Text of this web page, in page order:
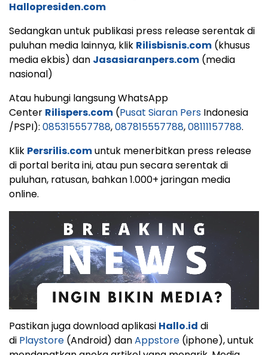
Hallopresiden.com
Sedangkan untuk publikasi press release serentak di
puluhan media lainnya, klik Rilisbisnis.com (khusus
media ekbis) dan Jasasiaranpers.com (media
nasional)
Atau hubungi langsung WhatsApp
Center Rilispers.com (Pusat Siaran Pers Indonesia
/PSPI): 085315557788,087815557788,08111157788.
Klik Persrilis.comuntuk menerbitkan press release
di portal berita ini, atau pun secara serentak di
puluhan, ratusan, bahkan 1.000+ jaringan media
online.
Pastikan juga download aplikasi Hallo.id di
di Playstore (Android) danAppstore (iphone), untuk